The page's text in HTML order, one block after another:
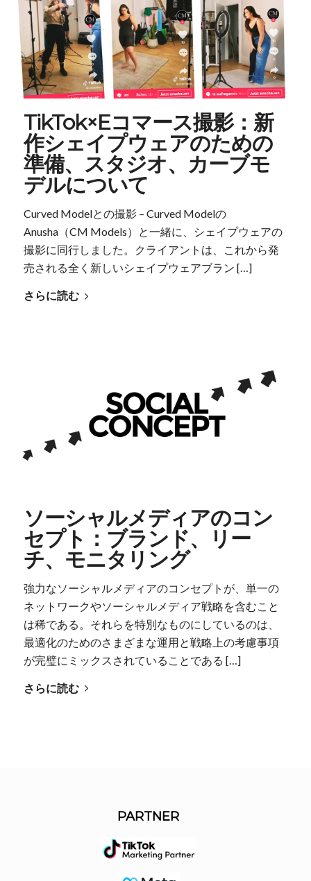
TikTok×Eコマース撮影：新
作シェイプウェアのための
準備、スタジオ、カーブモ
デルについて
Curved Modelとの撮影 – Curved Modelの
Anusha（CM Models）と一緒に、シェイプウェアの
撮影に同行しました。クライアントは、これから発
売される全く新しいシェイプウェアブラン […]
さらに読む
ソーシャルメディアのコン
セプト：ブランド、リー
チ、モニタリング
強力なソーシャルメディアのコンセプトが、単一の
ネットワークやソーシャルメディア戦略を含むこと
は稀である。それらを特別なものにしているのは、
最適化のためのさまざまな運用と戦略上の考慮事項
が完璧にミックスされていることである […]
さらに読む
PARTNER